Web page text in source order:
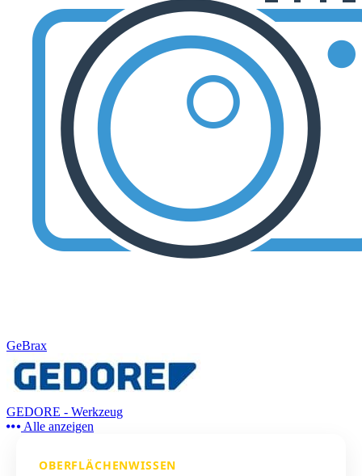
GeBrax
GEDORE - Werkzeug
Alle anzeigen
OBERFLÄCHENWISSEN